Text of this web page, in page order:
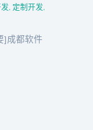
, 定制开发,
]成都软件